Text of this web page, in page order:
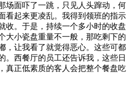
场面吓了一跳，只见人头蹿动，何
看起来更凌乱。我得到领班的指示
收。于是，持续一个多小时的收盘
大小瓷盘重量不一般，那吃剩下的
，让我看了就觉得恶心。这些可都
。西餐厅的员工还告诉我，这些日
真正低素质的客人会把整个餐盘吃